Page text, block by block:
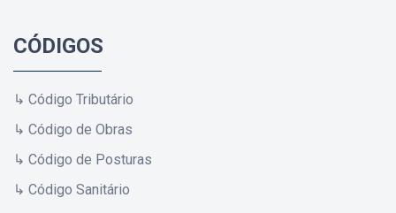
CÓDIGOS
↳ Código Tributário
↳ Código de Obras
↳ Código de Posturas
↳ Código Sanitário